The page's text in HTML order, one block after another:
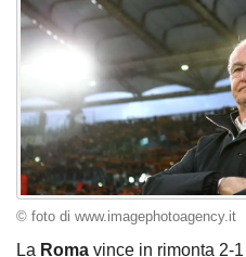
© foto di www.imagephotoagency.it
La Roma vince in rimonta 2-1